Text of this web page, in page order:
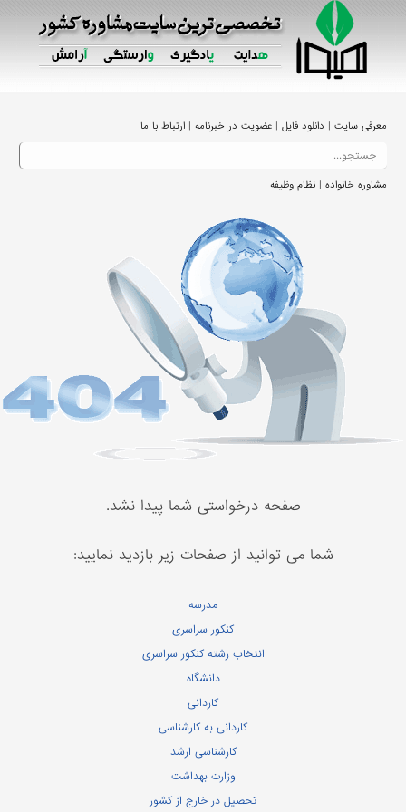
معرفی سایت| دانلود فایل| عضویت در خبرنامه| ارتباط با ما
مشاوره خانواده| نظام وظیفه
صفحه درخواستی شما پیدا نشد.
شما می توانید از صفحات زیر بازدید نمایید:
مدرسه
کنکور سراسری
انتخاب رشته کنکور سراسری
دانشگاه
کاردانی
کاردانی به کارشناسی
کارشناسی ارشد
وزارت بهداشت
تحصیل در خارج از کشور